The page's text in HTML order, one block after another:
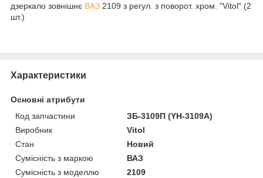
дзеркало зовнішнє ВАЗ 2109 з регул. з поворот. хром. "Vitol" (2
шт.)
Характеристики
Основні атрибути
Код запчастини
ЗБ-3109П (YH-3109A)
Виробник
Vitol
Стан
Новий
Сумісність з маркою
ВАЗ
Сумісність з моделлю
2109